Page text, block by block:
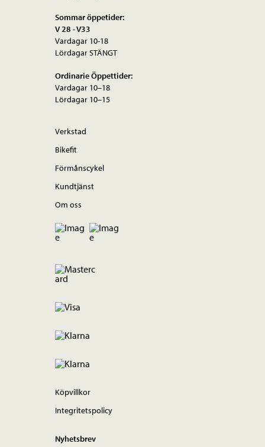
Sommar öppetider:
V 28 - V33
Vardagar 10-18
Lördagar STÄNGT
Ordinarie Öppettider:
Vardagar 10–18
Lördagar 10–15
Verkstad
Bikefit
Förmånscykel
Kundtjänst
Om oss
Köpvillkor
Integritetspolicy
Nyhetsbrev